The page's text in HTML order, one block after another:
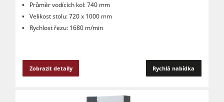
Průměr vodících kol: 740 mm
Velikost stolu: 720 x 1000 mm
Rychlost řezu: 1680 m/min
Zobrazit detaily Rychlá nabídka